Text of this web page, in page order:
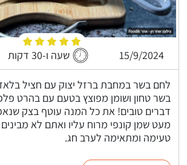
15/9/2024 שעה ו-30 דקות
לחם בשר במחבת ברזל יצוק עם חציל
בשר טחון ושומן מפוצץ בטעם עם בהרט
דברים טובים! את כל המנה עוטף בצק
מעט שמן קונפי מרוח עליו ואתם לא
טעימה ומתאימה לערב חג.